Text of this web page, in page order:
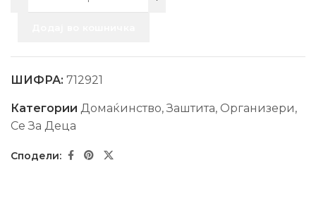
ШИФРА: 712921
Категории Домаќинство,Заштита, Организери,
Се За Деца